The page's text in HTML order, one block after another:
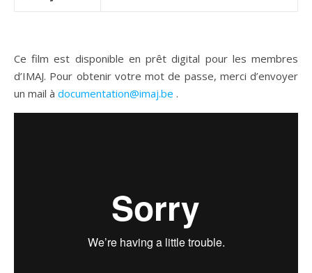
Ce film est disponible en prêt digital pour les membres
d’IMAJ. Pour obtenir votre mot de passe, merci d’envoyer
un mail à documentation@imaj.be .